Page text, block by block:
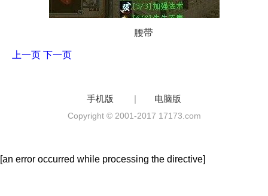
腰带
上一页 下一页
手机版 | 电脑版
Copyright © 2001-2017 17173.com
[an error occurred while processing the directive]